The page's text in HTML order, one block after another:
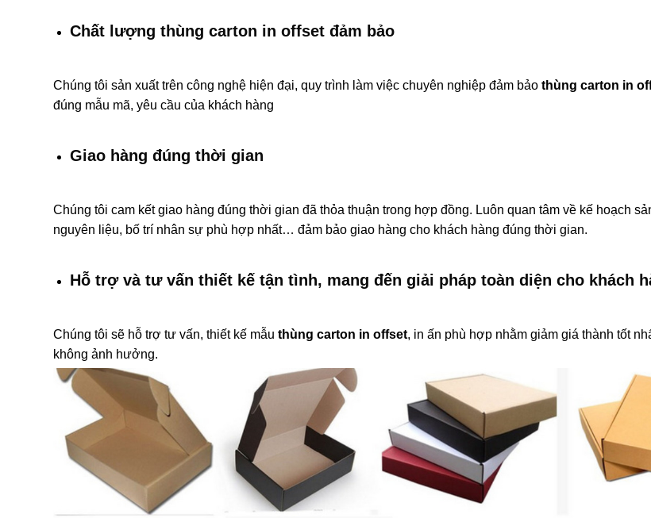
Chất lượng thùng carton in offset đảm bảo
Chúng tôi sản xuất trên công nghệ hiện đại, quy trình làm việc chuyên nghiệp đảm bảo thùng carton in
đúng mẫu mã, yêu cầu của khách hàng
Giao hàng đúng thời gian
Chúng tôi cam kết giao hàng đúng thời gian đã thỏa thuận trong hợp đồng. Luôn quan tâm về kế hoạch
nguyên liệu, bố trí nhân sự phù hợp nhất… đảm bảo giao hàng cho khách hàng đúng thời gian.
Hỗ trợ và tư vấn thiết kế tận tình, mang đến giải pháp toàn diện cho khách
Chúng tôi sẽ hỗ trợ tư vấn, thiết kế mẫu thùng carton in offset, in ấn phù hợp nhằm giảm giá thành tốt
không ảnh hưởng.